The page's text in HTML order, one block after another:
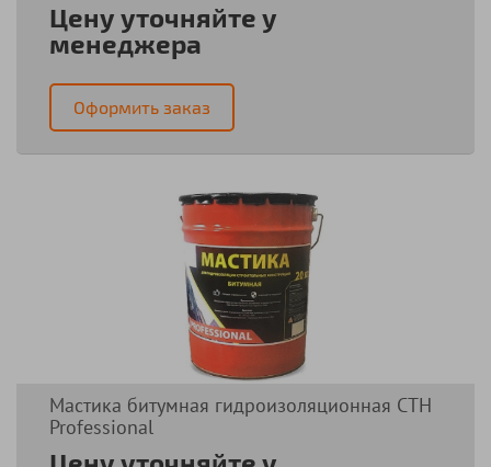
Цену уточняйте у
менеджера
Оформить заказ
Мастика битумная гидроизоляционная СТН
Professional